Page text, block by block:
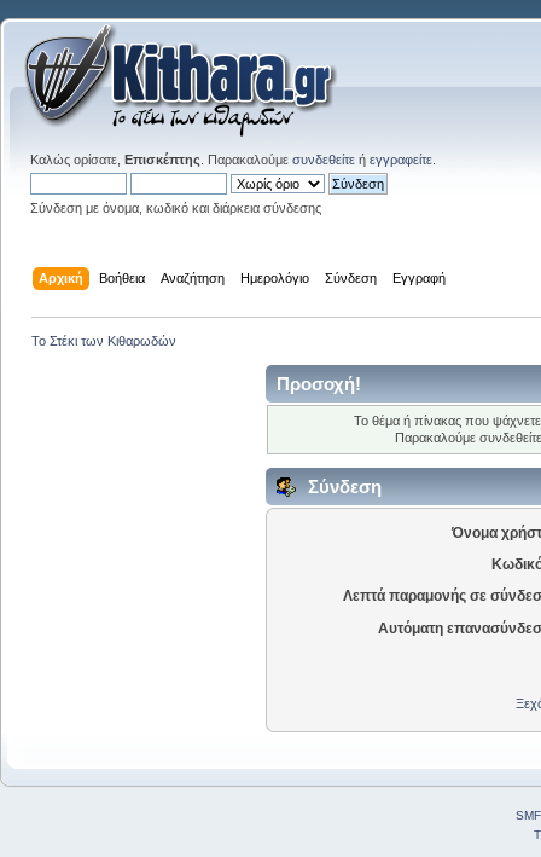
Καλώς ορίσατε, Επισκέπτης . Παρακαλούμε συνδεθείτε ή εγγραφείτε
Σύνδεση με όνομα, κωδικό και διάρκεια σύνδεσης
Αρχική Βοήθεια Αναζήτηση Ημερολόγιο Σύνδεση Εγγραφή
Το Στέκι των Κιθαρωδών
Προσοχή!
Το θέμα ή πίνακας που
Παρακαλούμε
Σύνδεση
Όνομα
Λεπτά παραμονής σε
Αυτόματη